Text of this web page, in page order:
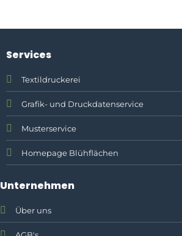
Services
Textildruckerei
Grafik- und Druckdatenservice
Musterservice
Homepage Blühflächen
Unternehmen
Über uns